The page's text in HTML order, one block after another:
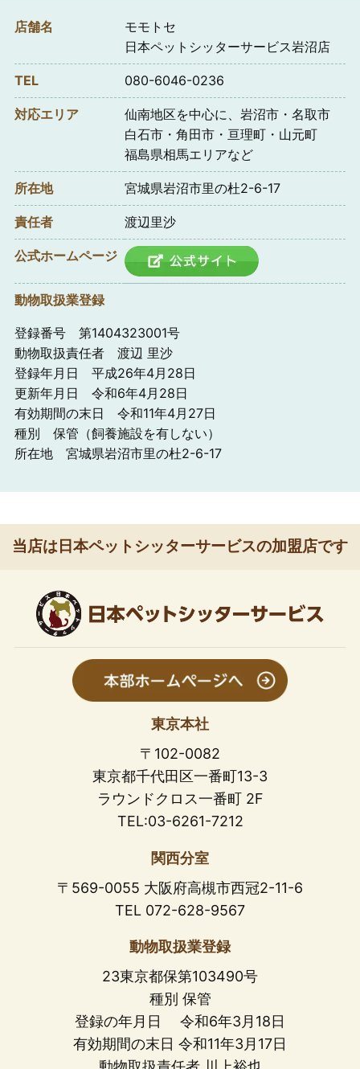
店舗名
モモトセ
日本ペットシッターサービス岩沼店
TEL 080-6046-0236
対応エリア
仙南地区を中心に、岩沼市・名取市
白石市・角田市・亘理町・山元町
福島県相馬エリアなど
所在地 宮城県岩沼市里の杜2-6-17
責任者 渡辺里沙
公式ホームページ
動物取扱業登録
登録番号 第1404323001号
動物取扱責任者 渡辺 里沙
登録年月日 平成26年4月28日
更新年月日 令和6年4月28日
有効期間の末日 令和11年4月27日
種別 保管（飼養施設を有しない）
所在地 宮城県岩沼市里の杜2-6-17
当店は日本ペットシッターサービスの加盟店です
東京本社
〒102-0082
東京都千代田区一番町13-3
ラウンドクロス一番町 2F
TEL:03-6261-7212
関西分室
〒569-0055 大阪府高槻市西冠2-11-6
TEL 072-628-9567
動物取扱業登録
23東京都保第103490号
種別 保管
登録の年月日 令和6年3月18日
有効期間の末日 令和11年3月17日